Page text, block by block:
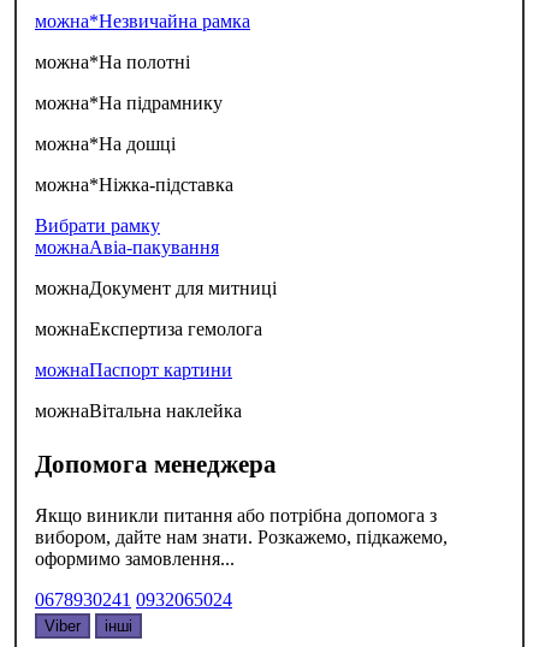
можна*Незвичайна рамка
можна*На полотні
можна*На підрамнику
можна*На дошці
можна*Ніжка-підставка
Вибрати рамку
можнаАвіа-пакування
можнаДокумент для митниці
можнаЕкспертиза гемолога
можнаПаспорт картини
можнаВітальна наклейка
Допомога менеджера
Якщо виникли питання або потрібна допомога з
вибором, дайте нам знати. Розкажемо, підкажемо,
оформимо замовлення...
0678930241 0932065024
Viber інші